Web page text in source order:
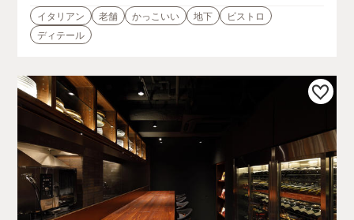
イタリアン
老舗 かっこいい 地下
ビストロ
ディテール